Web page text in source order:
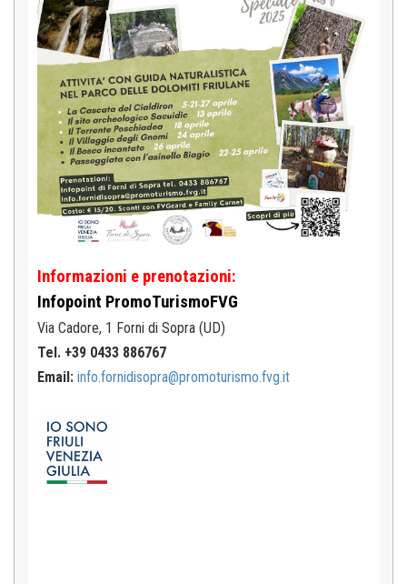
Informazioni e prenotazioni:
Infopoint PromoTurismoFVG
Via Cadore, 1 Forni di Sopra (UD)
Tel. +39 0433 886767
Email: info.fornidisopra@promoturismo.fvg.it